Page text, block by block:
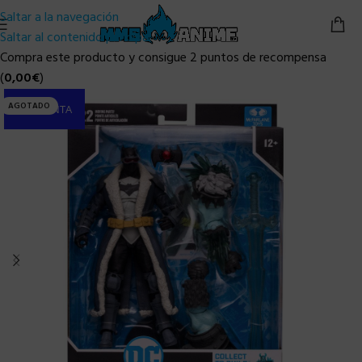
Saltar a la navegación
Saltar al contenido principal
Compra este producto y consigue 2 puntos de recompensa
(0,00€)
AGOTADO
PRE-VENTA